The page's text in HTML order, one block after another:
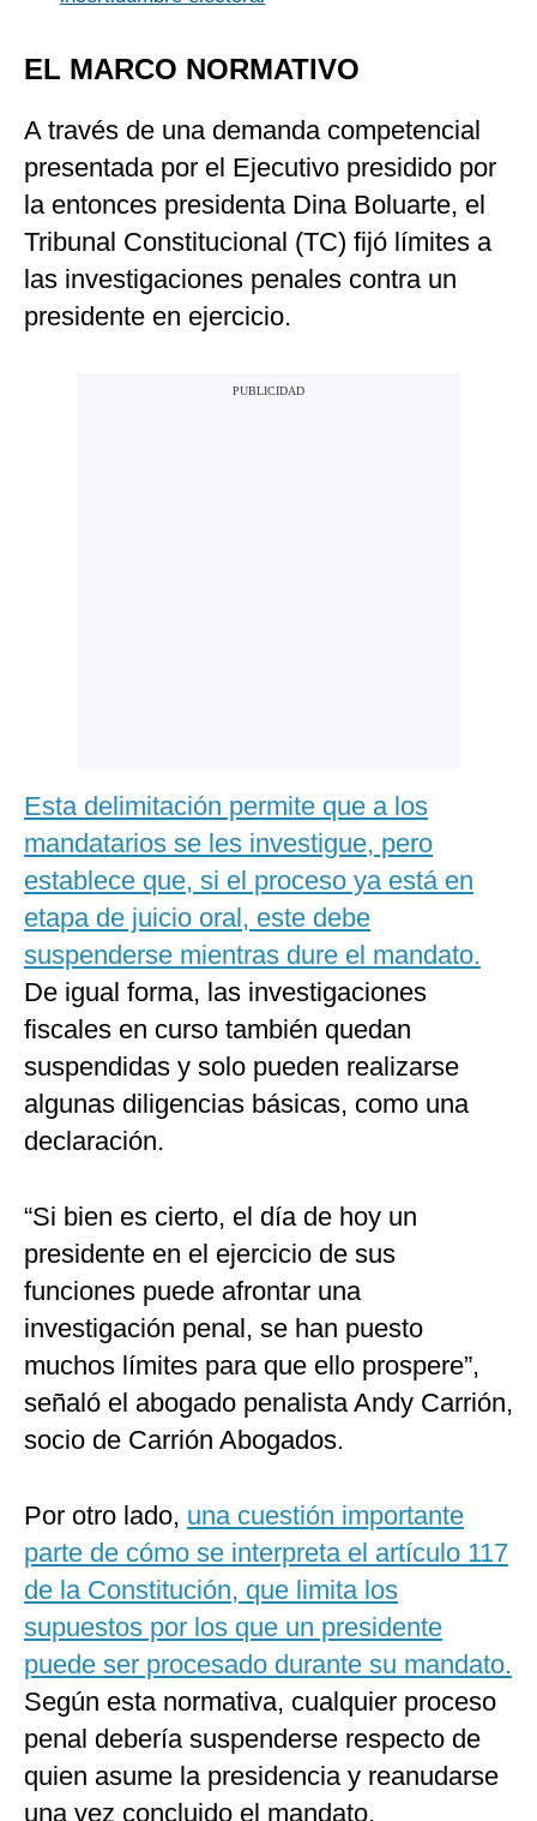
EL MARCO NORMATIVO
A través de una demanda competencial
presentada por el Ejecutivo presidido por
la entonces presidenta Dina Boluarte, el
Tribunal Constitucional (TC) fijó límites a
las investigaciones penales contra un
presidente en ejercicio.
Esta delimitación permite que a los
mandatarios se les investigue, pero
establece que, si el proceso ya está en
etapa de juicio oral, este debe
suspenderse mientras dure el mandato.
De igual forma, las investigaciones
fiscales en curso también quedan
suspendidas y solo pueden realizarse
algunas diligencias básicas, como una
declaración.
“Si bien es cierto, el día de hoy un
presidente en el ejercicio de sus
funciones puede afrontar una
investigación penal, se han puesto
muchos límites para que ello prospere”,
señaló el abogado penalista Andy Carrión,
socio de Carrión Abogados.
Por otro lado, una cuestión importante
parte de cómo se interpreta el artículo 117
de la Constitución, que limita los
supuestos por los que un presidente
puede ser procesado durante su mandato.
Según esta normativa, cualquier proceso
penal debería suspenderse respecto de
quien asume la presidencia y reanudarse
una vez concluido el mandato.